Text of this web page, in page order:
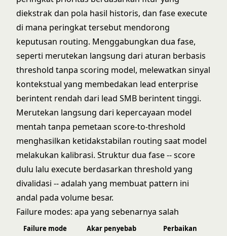
diekstrak dan pola hasil historis, dan fase execute
di mana peringkat tersebut mendorong
keputusan routing. Menggabungkan dua fase,
seperti merutekan langsung dari aturan berbasis
threshold tanpa scoring model, melewatkan sinyal
kontekstual yang membedakan lead enterprise
berintent rendah dari lead SMB berintent tinggi.
Merutekan langsung dari kepercayaan model
mentah tanpa pemetaan score-to-threshold
menghasilkan ketidakstabilan routing saat model
melakukan kalibrasi. Struktur dua fase -- score
dulu lalu execute berdasarkan threshold yang
divalidasi -- adalah yang membuat pattern ini
andal pada volume besar.
Failure modes: apa yang sebenarnya salah
Failure mode Akar penyebab Perbaikan